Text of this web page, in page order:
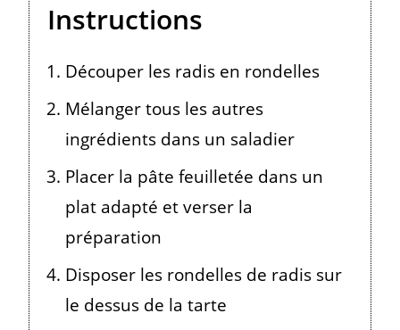
Instructions
Découper les radis en rondelles
Mélanger tous les autres
ingrédients dans un saladier
Placer la pâte feuilletée dans un
plat adapté et verser la
préparation
Disposer les rondelles de radis sur
le dessus de la tarte